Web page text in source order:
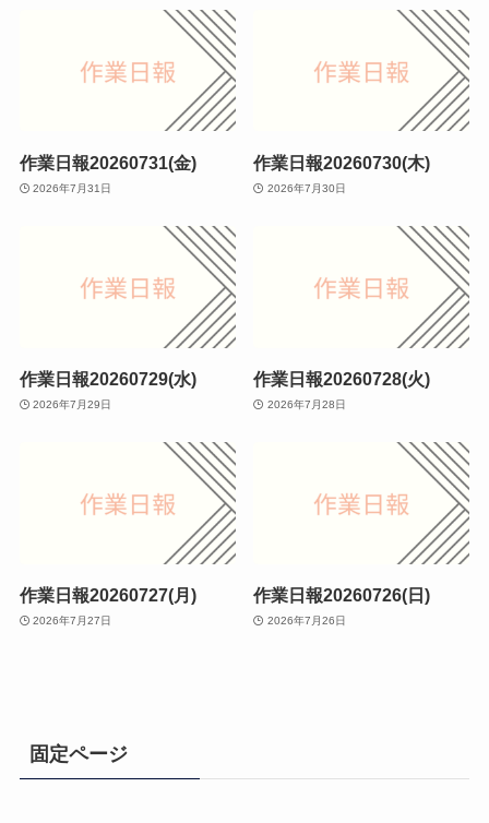
作業日報20260731(金)
2026年7月31日
作業日報20260730(木)
2026年7月30日
作業日報20260729(水)
2026年7月29日
作業日報20260728(火)
2026年7月28日
作業日報20260727(月)
2026年7月27日
作業日報20260726(日)
2026年7月26日
固定ページ